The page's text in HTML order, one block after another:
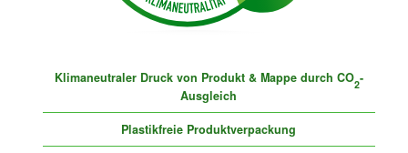
Klimaneutraler Druck von Produkt & Mappe durch CO2-
Ausgleich
Plastikfreie Produktverpackung